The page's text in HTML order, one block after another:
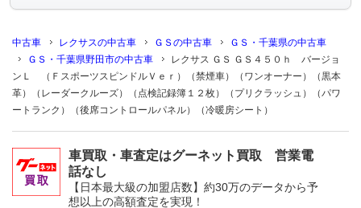
中古車 レクサスの中古車 ＧＳの中古車
ＧＳ・千葉県の中古車
ＧＳ・千葉県野田市の中古車
レクサス ＧＳ ＧＳ４５０ｈ バージョ
ンＬ （ＦスポーツスピンドルＶｅｒ）（禁煙車）（ワンオーナー）（黒本
革）（レーダークルーズ）（点検記録簿１２枚）（プリクラッシュ）（パワ
ートランク）（後席コントロールパネル）（冷暖房シート）
車買取・車査定はグーネット買取 営業電
話なし
【日本最大級の加盟店数】約30万のデータから予
想以上の高額査定を実現！